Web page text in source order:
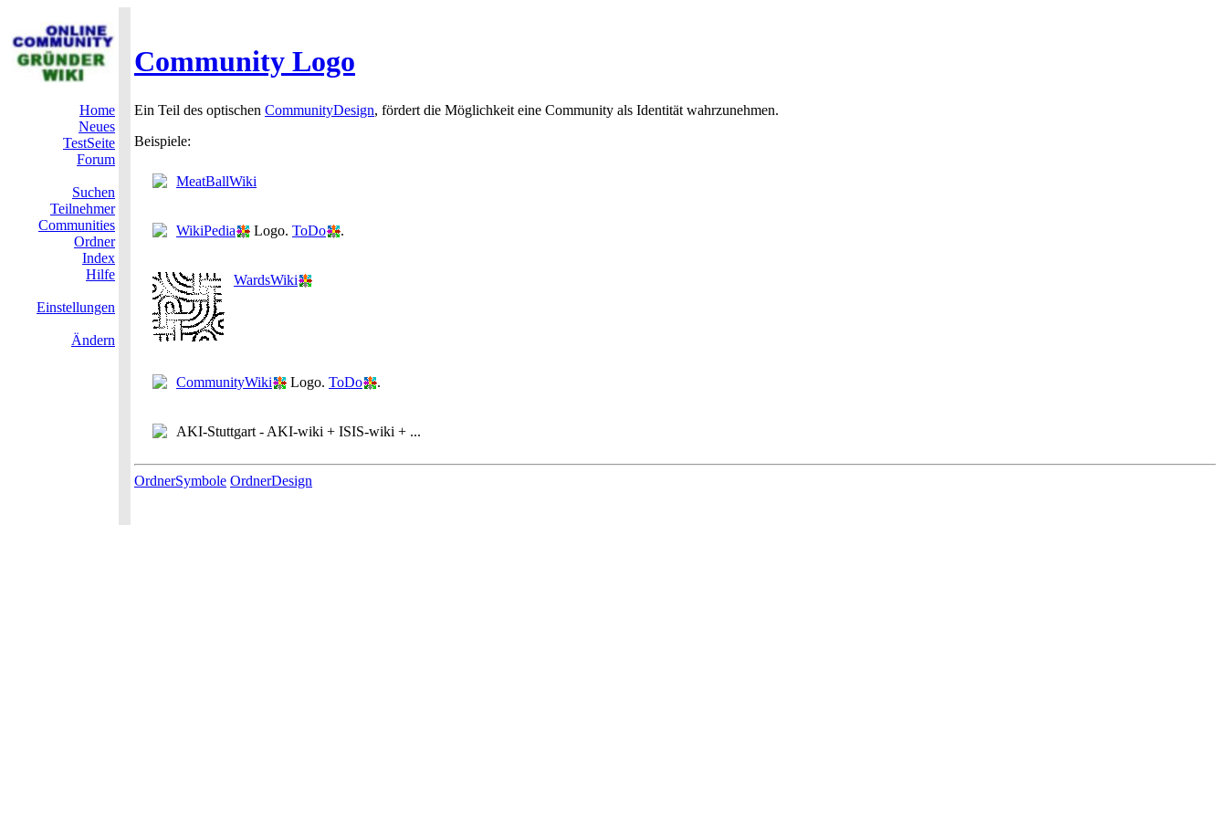
Community Logo
Home
Neues
TestSeite
Forum
Suchen
Teilnehmer
Communities
Ordner
Index
Hilfe
Einstellungen
Ändern
Ein Teil des optischen CommunityDesign, fördert die Möglichkeit eine Community als Identität wahrzunehmen.
Beispiele:
MeatBallWiki
WikiPedia Logo. ToDo .
WardsWiki
CommunityWiki Logo. ToDo .
AKI-Stuttgart - AKI-wiki + ISIS-wiki + ...
OrdnerSymbole OrdnerDesign